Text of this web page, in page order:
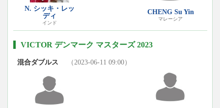
N. シッキ・レッ
ディ
インド
CHENG Su Yin
マレーシア
VICTOR デンマーク マスターズ 2023
混合ダブルス （2023-06-11 09:00）